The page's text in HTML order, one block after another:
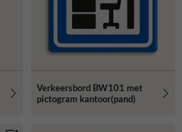
Verkeersbord BW101 met
pictogram kantoor(pand)